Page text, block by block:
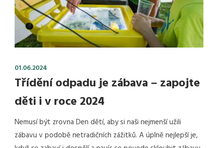
01.06.2024
Třídění odpadu je zábava – zapojte
děti i v roce 2024
Nemusí být zrovna Den dětí, aby si naši nejmenší užili
zábavu v podobě netradičních zážitků. A úplně nejlepší je,